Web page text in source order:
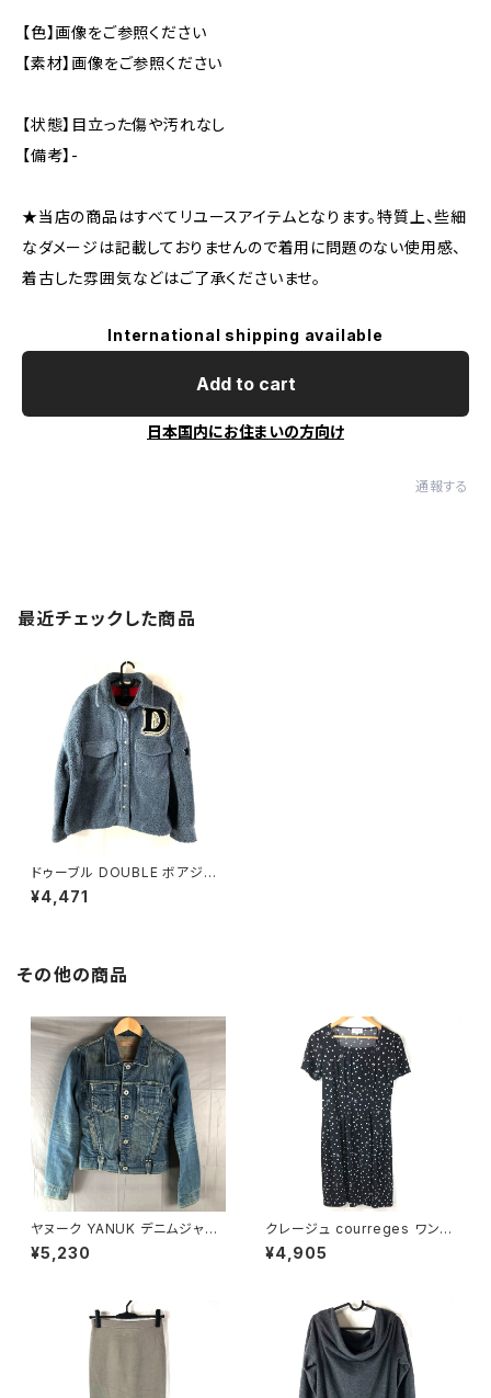
【色】画像をご参照ください
【素材】画像をご参照ください
【状態】目立った傷や汚れなし
【備考】-
★当店の商品はすべてリユースアイテムとなります。特質上、些細
なダメージは記載しておりませんので着用に問題のない使用感、
着古した雰囲気などはご了承くださいませ。
International shipping available
Add to cart
日本国内にお住まいの方向け
通報する
最近チェックした商品
ドゥーブル DOUBLE ボアジャ
ケット ロゴ入り ポケット付き 星
ハート ブルー系 FREEサイズ 9
¥4,471
その他の商品
ヤヌーク YANUK デニムジャケ
ット Gジャン ロゴボタン ヴィン
テージ加工 ダメージ加工 イン
¥5,230
クレージュ courreges ワンピ
ース 半袖 ドット ブランドロゴ
飾りポケット 黒 38サイズ 9214
¥4,905